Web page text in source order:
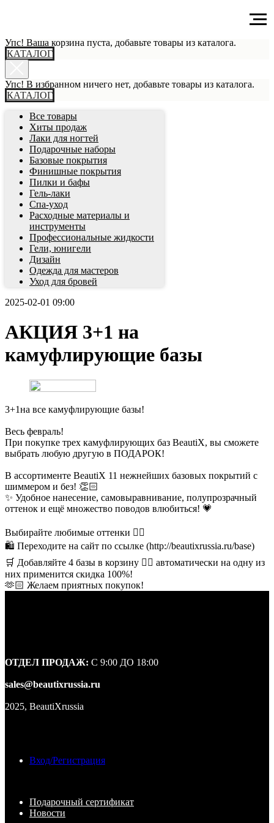
Упс! Ваша корзина пуста, добавьте товары из каталога.
КАТАЛОГ
Упс! В избранном ничего нет, добавьте товары из каталога.
КАТАЛОГ
Все товары
Хиты продаж
Лаки для ногтей
Подарочные наборы
Базовые покрытия
Финишные покрытия
Пилки и бафы
Гель-лаки
Спа-уход
Расходные материалы и
инструменты
Профессиональные жидкости
Гели, юнигели
Дизайн
Одежда для мастеров
Уход для бровей
2025-02-01 09:00
АКЦИЯ 3+1 на
камуфлирующие базы
3+1на все камуфлирующие базы!
Весь февраль!
При покупке трех камуфлирующих баз BeautiX, вы сможете
выбрать любую другую в ПОДАРОК!
В ассортименте BeautiX 11 нежнейших базовых покрытий с
шиммером и без! 👏🏻
✨ Удобное нанесение, самовыравнивание, полупрозрачный
оттенок и ещё множество поводов влюбиться! 💗
Выбирайте любимые оттенки 👆🏻
🛍️ Переходите на сайт по ссылке (http://beautixrussia.ru/base)
🛒 Добавляйте 4 базы в корзину 👉🏻 автоматически на одну из
них применится скидка 100%!
🫶🏻 Желаем приятных покупок!
ОТДЕЛ ПРОДАЖ: С 9:00 ДО 18:00
sales@beautixrussia.ru
2025, BeautiXrussia
Вход/Регистрация
Подарочный сертификат
Новости